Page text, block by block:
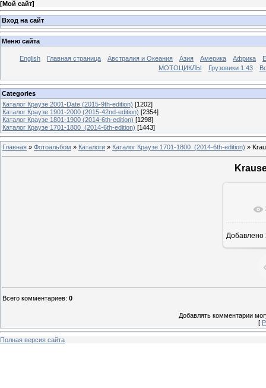
[Мой сайт]
Вход на сайт
Меню сайта
English Главная страница Австралия и Океания Азия Америка Африка
МОТОЦИКЛЫ
Грузовики 1:43
Categories
Каталог Краузе 2001-Date (2015-9th-edition) [1202]
Каталог Краузе 1901-2000 (2015-42nd-edition) [2354]
Каталог Краузе 1801-1900 (2014-6th-edition) [1298]
Каталог Краузе 1701-1800_(2014-6th-edition) [1443]
Главная » Фотоальбом » Каталоги » Каталог Краузе 1701-1800_(2014-6th-edition) »
Добавлено
Всего комментариев: 0
Добавлять комментарии
[
Полная версия сайта